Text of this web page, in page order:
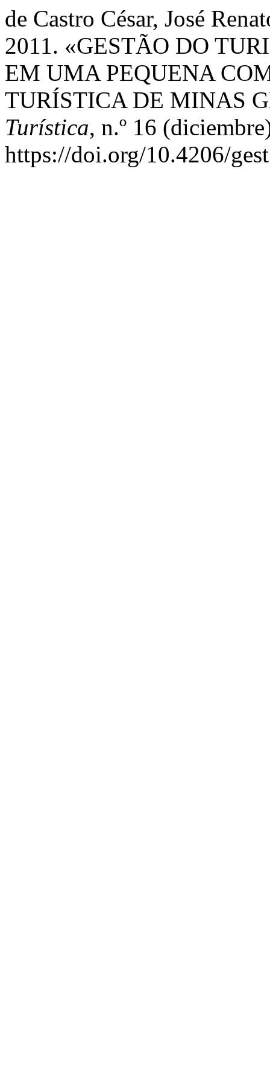
de Castro César, José
2011. «GESTÃO DO
EM UMA PEQUENA
TURÍSTICA DE MINAS
Turística, n.º 16
https://doi.org/10.4206/